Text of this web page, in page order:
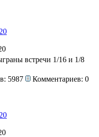
встречи 1/16 и 1/8
5987 Комментариев: 0